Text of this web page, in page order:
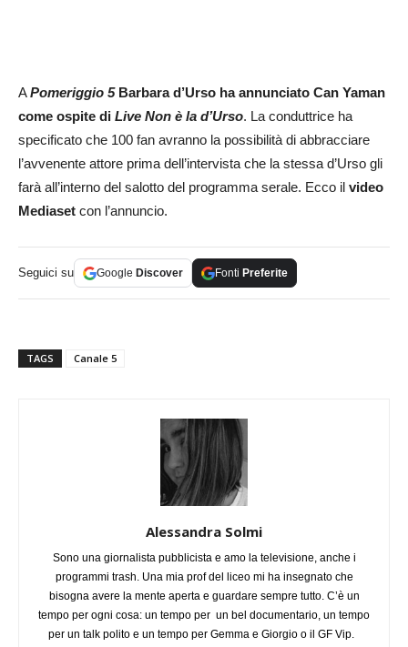
APomeriggio 5 Barbara d’Urso ha annunciato Can Yaman
come ospite di Live Non è la d’Urso. La conduttrice ha
specificato che 100 fan avranno la possibilità di abbracciare
l’avvenente attore prima dell’intervista che la stessa d’Urso gli
farà all’interno del salotto del programma serale. Ecco il video
Mediaset con l’annuncio.
Seguici su Google Discover Fonti Preferite
TAGS Canale 5
Alessandra Solmi
Sono una giornalista pubblicista e amo la televisione, anche i
programmi trash. Una mia prof del liceo mi ha insegnato che
bisogna avere la mente aperta e guardare sempre tutto. C’è un
tempo per ogni cosa: un tempo per un bel documentario, un tempo
per un talk polito e un tempo per Gemma e Giorgio o il GF Vip.